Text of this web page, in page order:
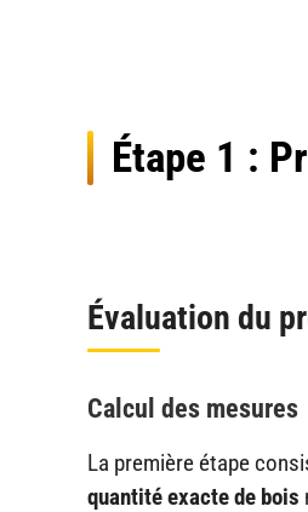
Étape 1 :
Évaluation du
Calcul des mesures
La première étape
quantité exacte de bois